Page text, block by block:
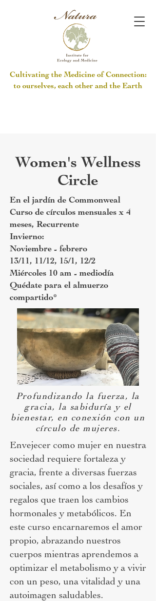
Cultivating the Medicine of Connection:
to ourselves, each other and the Earth
Women's Wellness
Circle
En el jardín de Commonweal
Curso de círculos mensuales x 4
meses, Recurrente
Invierno:
Noviembre - febrero
13/11, 11/12, 15/1, 12/2
Miércoles 10 am - mediodía
Quédate para el almuerzo
compartido*
Profundizando la fuerza, la
gracia, la sabiduría y el
bienestar, en conexión con un
círculo de mujeres.
Envejecer como mujer en nuestra
sociedad requiere fortaleza y
gracia, frente a diversas fuerzas
sociales, así como a los desafíos y
regalos que traen los cambios
hormonales y metabólicos. En
este curso encarnaremos el amor
propio, abrazando nuestros
cuerpos mientras aprendemos a
optimizar el metabolismo y a vivir
con un peso, una vitalidad y una
autoimagen saludables.